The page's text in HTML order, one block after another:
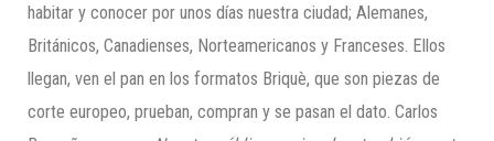
habitar y conocer por unos días nuestra ciudad; Alemanes,
Británicos, Canadienses, Norteamericanos y Franceses. Ellos
llegan, ven el pan en los formatos Briquè, que son piezas de
corte europeo, prueban, compran y se pasan el dato. Carlos